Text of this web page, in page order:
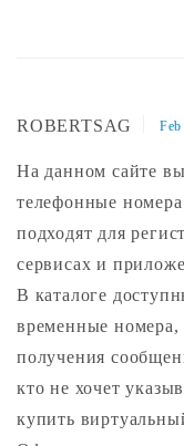
ROBERTSAG
На данном сайте
телефонные
подходят для
сервисах и
В каталоге
временные номера,
получения
кто не хочет
купить